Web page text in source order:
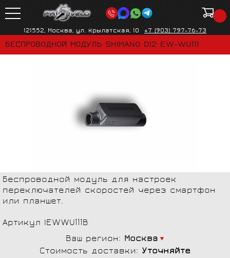
121552, Москва, ул. Крылатская, 10 +7 (903) 797-76-73
БЕСПРОВОДНОЙ МОДУЛЬ SHIMANO DI2 EW-WU111
Беспроводной модуль для настроек
переключателей скоростей через смартфон
или планшет.
Артикул IEWWU111B
Ваш регион: Москва
Стоимость доставки: Уточняйте